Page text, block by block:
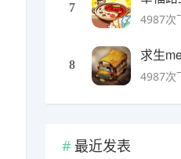
7
4987次
8
4987次
最近发表